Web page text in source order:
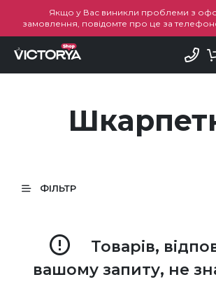
Якщо у Вас виникли проблеми з
замовлення, повідомте про це за
ФІЛЬТР
Товарів,
вашому запиту, не